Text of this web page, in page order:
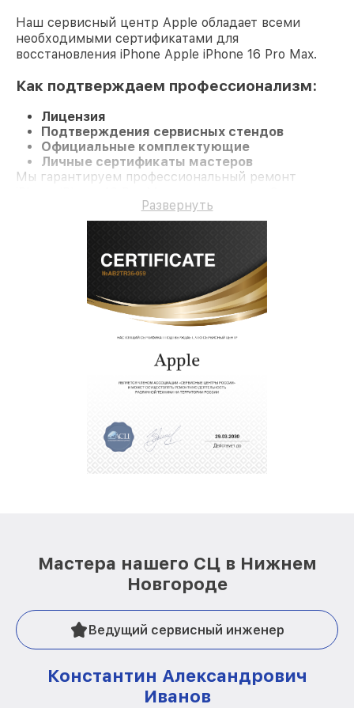
Наш сервисный центр Apple обладает всеми
необходимыми сертификатами для
восстановления iPhone Apple iPhone 16 Pro Max.
Как подтверждаем профессионализм:
Лицензия
Подтверждения сервисных стендов
Официальные комплектующие
Личные сертификаты мастеров
Мы гарантируем профессиональный ремонт
Развернуть
Мастера нашего СЦ в Нижнем
Новгороде
Ведущий сервисный инженер
Константин Александрович
Иванов